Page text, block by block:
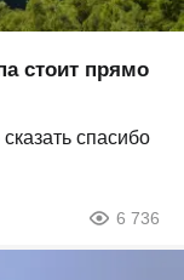
стоит прямо
спасибо
6 736